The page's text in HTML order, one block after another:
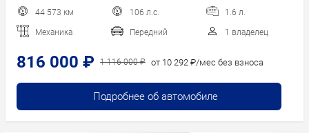
44 573 км 106 л.с. 1.6 л.
Механика Передний 1 владелец
816 000 ₽ 1 116 000 ₽ от 10 292 ₽/мес без взноса
Подробнее об автомобиле